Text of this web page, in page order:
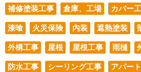
補修塗装工事 倉庫、工場 カバー
漆喰 火災保険 内装 遮熱塗装
外構工事 屋根 屋根工事 雨樋
防水工事 シーリング工事 アパー